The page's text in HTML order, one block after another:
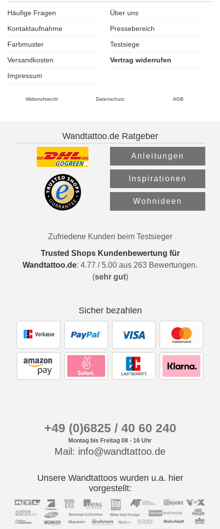
Häufige Fragen
Über uns
Kontaktaufnahme
Pressebereich
Farbmuster
Testsiege
Versandkosten
Vertrag widerrufen
Impressum
Widerrufsrecht Datenschutz AGB
Wandtattoo.de Ratgeber
Anleitungen
Inspirationen
Wohnideen
Zufriedene Kunden beim Testsieger
Trusted Shops Kundenbewertung für
Wandtattoo.de: 4.77 / 5.00 aus 263 Bewertungen.
(sehr gut)
Sicher bezahlen
+49 (0)6825 / 40 60 240
Montag bis Freitag 08 - 16 Uhr
Mail: info@wandtattoo.de
Unsere Wandtattoos wurden u.a. hier
vorgestellt: